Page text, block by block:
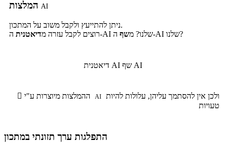
AI
ניתן להתייעץ ולקבל משוב על המתכון.
רוצים לקבל עזרה מדיאטנית ה-AI שלנו? משף ה-AI שלנו?
דיאטנית AI שף AI
 AI
טעויות
התפלגות ערך תזונתי במתכון